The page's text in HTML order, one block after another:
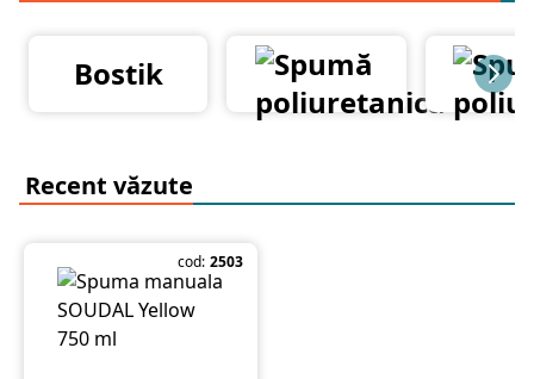
Bostik
Recent văzute
cod: 2503